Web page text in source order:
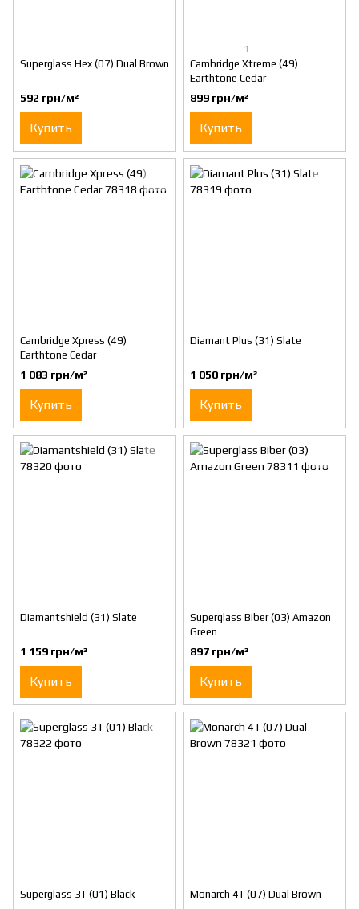
Superglass Hex (07) Dual Brown
592 грн/м²
Купить
1
Cambridge Xtreme (49)
Earthtone Cedar
899 грн/м²
Купить
Cambridge Xpress (49)
Earthtone Cedar
1 083 грн/м²
Купить
Diamant Plus (31) Slate
1 050 грн/м²
Купить
Diamantshield (31) Slate
1 159 грн/м²
Купить
Superglass Biber (03) Amazon
Green
897 грн/м²
Купить
Superglass 3T (01) Black Monarch 4T (07) Dual Brown